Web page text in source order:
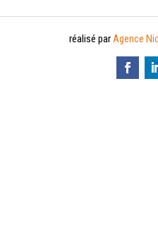
réalisé parAgence